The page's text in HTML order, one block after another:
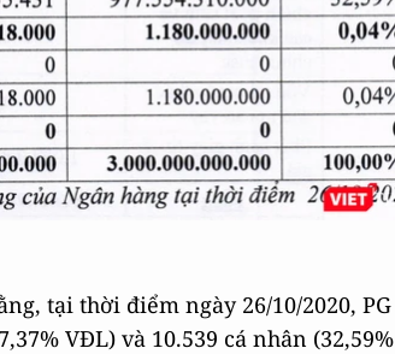
tại thời điểm ngày 26/10/2020, PG
VĐL) và 10.539 cá nhân (32,59%